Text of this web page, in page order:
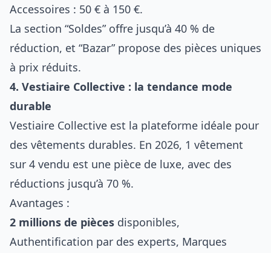
Accessoires : 50 € à 150 €.
La section “Soldes” offre jusqu’à 40 % de
réduction, et “Bazar” propose des pièces uniques
à prix réduits.
4. Vestiaire Collective : la tendance mode
durable
Vestiaire Collective est la plateforme idéale pour
des vêtements durables. En 2026, 1 vêtement
sur 4 vendu est une pièce de luxe, avec des
réductions jusqu’à 70 %.
Avantages :
2 millions de pièces disponibles,
Authentification par des experts, Marques